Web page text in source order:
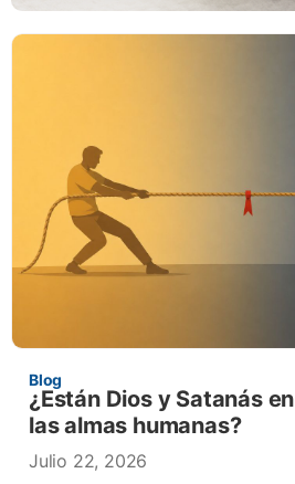
Blog
¿Están Dios y Satanás
las almas humanas?
Julio 22, 2026